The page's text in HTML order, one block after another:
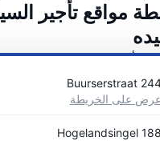
مواقع تأجير
تأجير السيارات الرئيسية
Buurserstraat
عرض على الخريطة
Hogelandsingel 188